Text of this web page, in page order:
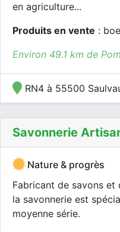
en agriculture...
Produits en vente :
Environ 49.1 km de
RN4 à 55500
Savonnerie
Nature & progrès
Fabricant de savons
la savonnerie est
moyenne série.